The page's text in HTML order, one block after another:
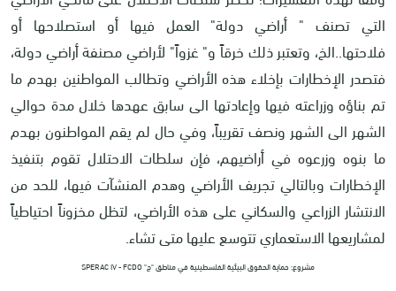
التي تصنف " أراضي دولة" العمل فيها أو استصلاحها أو
فلاحتها..الخ، وتعتبر ذلك خرقاً و" غزواً" لأراضي مصنفة أراضي دولة،
فتصدر الإخطارات بإخلاء هذه الأراضي وتطالب المواطنين بهدم ما
تم بناؤه وزراعته فيها وإعادتها الى سابق عهدها خلال مدة حوالي
الشهر الى الشهر ونصف تقريباً، وفي حال لم يقم المواطنون بهدم
ما بنوه وزرعوه في أراضيهم، فإن سلطات الاحتلال تقوم بتنفيذ
الإخطارات وبالتالي تجريف الأراضي وهدم المنشآت فيها، للحد من
الانتشار الزراعي والسكاني على هذه الأراضي، لتظل مخزوناً احتياطياً
لمشاريعها الاستعماري تتوسع عليها متى تشاء.
مشروع: حماية الحقوق البيئية الفلسطينية في مناطق "ج"SPERAC IV - FCDO